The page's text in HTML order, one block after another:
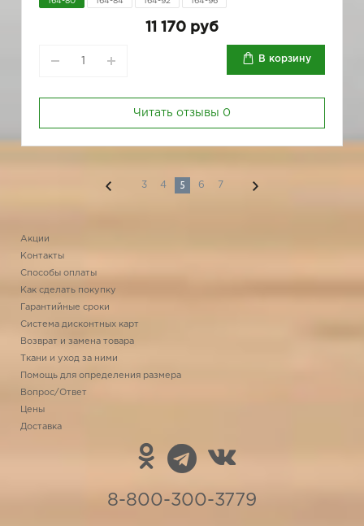
11 170 руб
В корзину
Читать отзывы 0
3 4 5 6 7
Акции
Контакты
Способы оплаты
Как сделать покупку
Гарантийные сроки
Система дисконтных карт
Возврат и замена товара
Ткани и уход за ними
Помощь для определения размера
Вопрос/Ответ
Цены
Доставка
8-800-300-3779